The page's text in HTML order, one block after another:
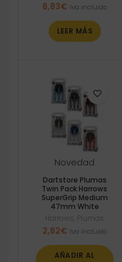
8,83€ Iva incluido
LEER MÁS
Novedad
Dartstore Plumas
Twin Pack Harrows
SuperGrip Medium
47mm White
Harrows Plumas
2,82€ Iva incluido
AÑADIR AL